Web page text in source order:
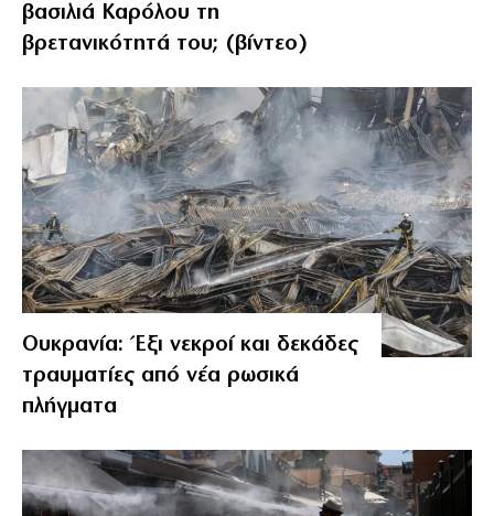
βασιλιά Καρόλου τη
βρετανικότητά του; (βίντεο)
Ουκρανία: Έξι νεκροί και δεκάδες
τραυματίες από νέα ρωσικά
πλήγματα